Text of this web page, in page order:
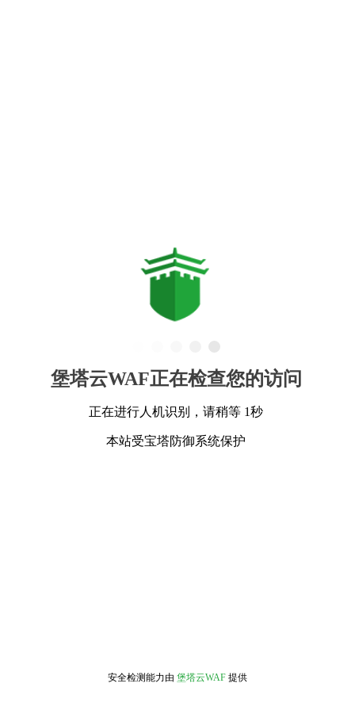
堡塔云WAF正在检查您的访问
正在进行人机识别，请稍等 1秒
本站受宝塔防御系统保护
安全检测能力由 堡塔云WAF 提供